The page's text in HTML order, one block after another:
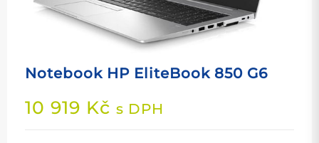
Notebook HP EliteBook 850 G6
10 919 Kč s DPH